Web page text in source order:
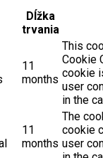
Dĺžka
trvania
11
months
This
Cookie
cookie
user
in the
11
months
The
cookie
user